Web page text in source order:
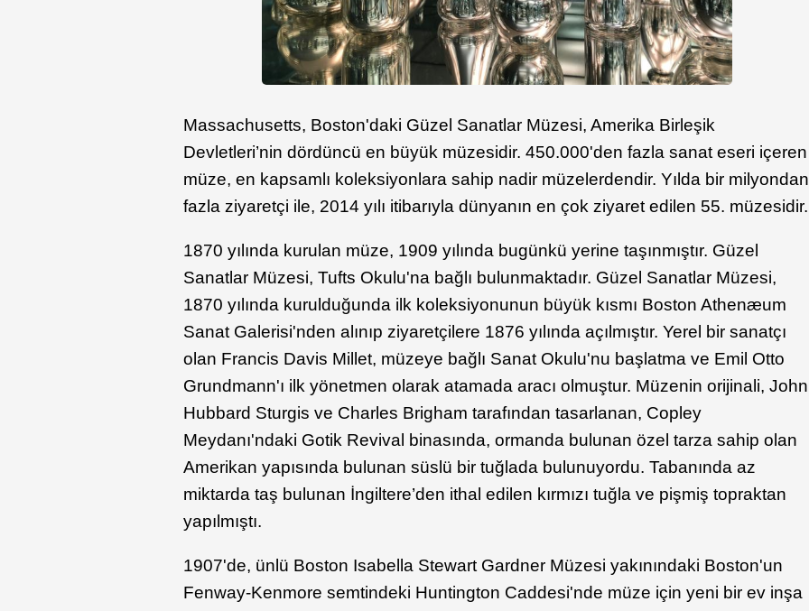
Massachusetts, Boston'daki Güzel Sanatlar Müzesi, Amerika Birleşik
Devletleri’nin dördüncü en büyük müzesidir. 450.000'den fazla sanat eseri içeren
müze, en kapsamlı koleksiyonlara sahip nadir müzelerdendir. Yılda bir milyondan
fazla ziyaretçi ile, 2014 yılı itibarıyla dünyanın en çok ziyaret edilen 55. müzesidir.
1870 yılında kurulan müze, 1909 yılında bugünkü yerine taşınmıştır. Güzel
Sanatlar Müzesi, Tufts Okulu'na bağlı bulunmaktadır. Güzel Sanatlar Müzesi,
1870 yılında kurulduğunda ilk koleksiyonunun büyük kısmı Boston Athenæum
Sanat Galerisi'nden alınıp ziyaretçilere 1876 yılında açılmıştır. Yerel bir sanatçı
olan Francis Davis Millet, müzeye bağlı Sanat Okulu'nu başlatma ve Emil Otto
Grundmann'ı ilk yönetmen olarak atamada aracı olmuştur. Müzenin orijinali, John
Hubbard Sturgis ve Charles Brigham tarafından tasarlanan, Copley
Meydanı'ndaki Gotik Revival binasında, ormanda bulunan özel tarza sahip olan
Amerikan yapısında bulunan süslü bir tuğlada bulunuyordu. Tabanında az
miktarda taş bulunan İngiltere’den ithal edilen kırmızı tuğla ve pişmiş topraktan
yapılmıştı.
1907'de, ünlü Boston Isabella Stewart Gardner Müzesi yakınındaki Boston'un
Fenway-Kenmore semtindeki Huntington Caddesi'nde müze için yeni bir ev inşa